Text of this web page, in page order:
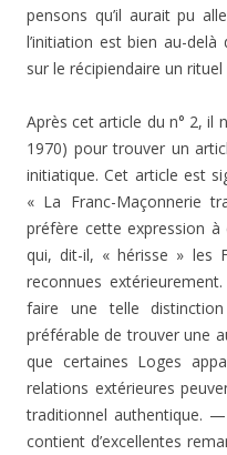
pensons qu’il aurait pu
l’initiation est bien au-delà
sur le récipiendaire un
Après cet article du n° 2, il
1970) pour trouver un
initiatique. Cet article est
« La Franc-Maçonnerie
préfère cette expression à
qui, dit-il, « hérisse » les
reconnues
faire une telle
préférable de trou­ver une
que certaines Loges
relations exté­rieures
tradition­nel authentique.
con­tient d’excellentes